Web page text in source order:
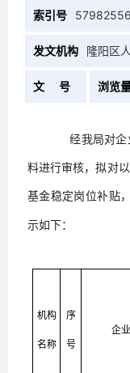
索引号
发文机构 隆阳区
文 号 浏览
经我局对
料进行审核，拟对
基金稳定岗位补贴
示如下：
机构
名称
序
号
企